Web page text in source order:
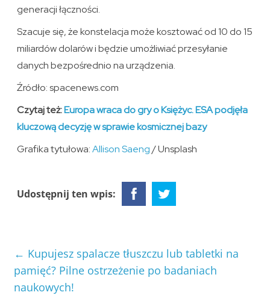
generacji łączności.
Szacuje się, że konstelacja może kosztować od 10 do 15
miliardów dolarów i będzie umożliwiać przesyłanie
danych bezpośrednio na urządzenia.
Źródło: spacenews.com
Czytaj też:Europa wraca do gry o Księżyc. ESA podjęła
kluczową decyzję w sprawie kosmicznej bazy
Grafika tytułowa:Allison Saeng/ Unsplash
Udostępnij ten wpis:
← Kupujesz spalacze tłuszczu lub tabletki na
pamięć? Pilne ostrzeżenie po badaniach
naukowych!